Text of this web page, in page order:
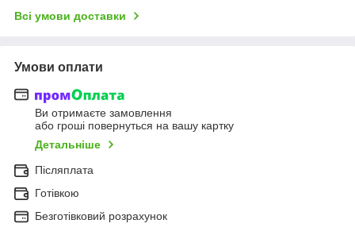
Всі умови доставки
Умови оплати
Ви отримаєте замовлення
або гроші повернуться на вашу картку
Детальніше
Післяплата
Готівкою
Безготівковий розрахунок